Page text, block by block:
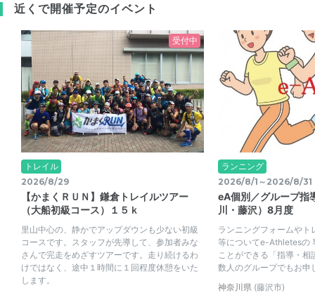
近くで開催予定のイベント
受付中
トレイル
2026/8/29
【かまくＲＵＮ】鎌倉トレイルツアー
（大船初級コース）１５ｋ
里山中心の、静かでアップダウンも少ない初級
コースです。スタッフが先導して、参加者みな
さんで完走をめざすツアーです。走り続けるわ
けではなく、途中１時間に１回程度休憩をいた
します。
ランニング
2026/8/1～2026/8/31
eA個別／グループ指
川・藤沢）8月度
ランニングフォームやト
等についてe-Athletesの
ことができる「指導・
数人のグループでもお申
神奈川県 (藤沢市)